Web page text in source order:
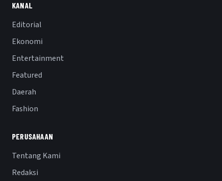
KANAL
Editorial
Ekonomi
Entertainment
Featured
Daerah
Fashion
PERUSAHAAN
Tentang Kami
Redaksi